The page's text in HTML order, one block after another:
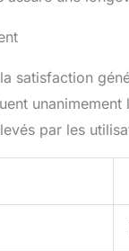
satisfaction
par les